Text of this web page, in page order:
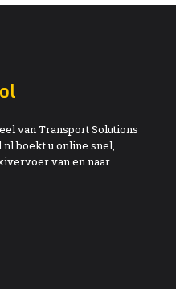
van Transport Solutions
boekt u online snel,
van en naar